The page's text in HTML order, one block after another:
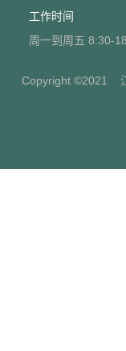
工作时间
周一到周五 8:30-
Copyright ©2021